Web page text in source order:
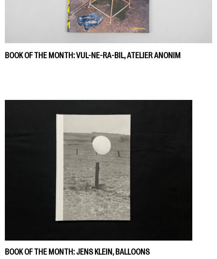
BOOK OF THE MONTH: VUL-NE-RA-BIL, ATELIER ANONIM
BOOK OF THE MONTH: JENS KLEIN, BALLOONS